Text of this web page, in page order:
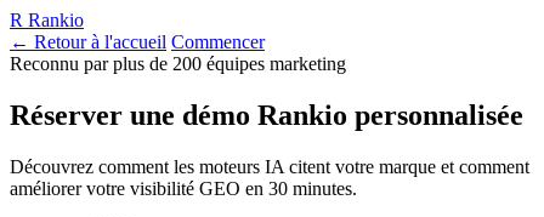
R Rankio
← Retour à l'accueil Commencer
Reconnu par plus de 200 équipes marketing
Réserver une démo Rankio personnalisée
Découvrez comment les moteurs IA citent votre marque et comment
améliorer votre visibilité GEO en 30 minutes.